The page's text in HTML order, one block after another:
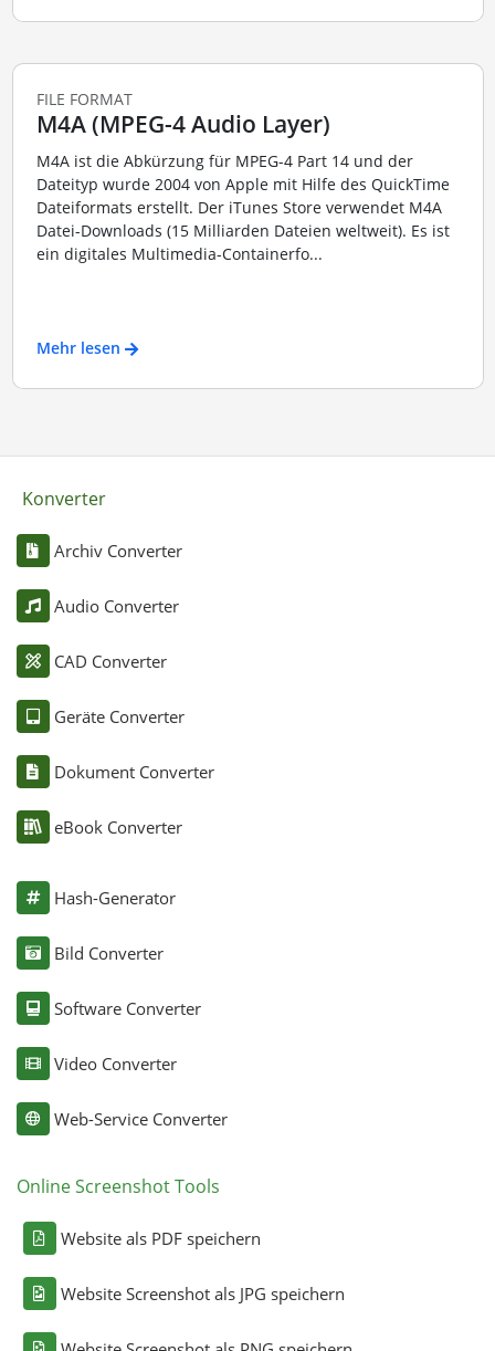
FILE FORMAT
M4A (MPEG-4 Audio Layer)
M4A ist die Abkürzung für MPEG-4 Part 14 und der
Dateityp wurde 2004 von Apple mit Hilfe des QuickTime
Dateiformats erstellt. Der iTunes Store verwendet M4A
Datei-Downloads (15 Milliarden Dateien weltweit). Es ist
ein digitales Multimedia-Containerfo...
Mehr lesen
Konverter
Archiv Converter
Audio Converter
CAD Converter
Geräte Converter
Dokument Converter
eBook Converter
Hash-Generator
Bild Converter
Software Converter
Video Converter
Web-Service Converter
Online Screenshot Tools
Website als PDF speichern
Website Screenshot als JPG speichern